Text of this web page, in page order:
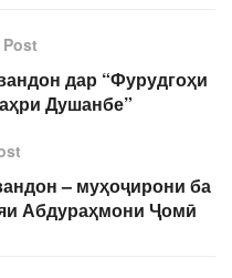
дар “Фурудгоҳи
Душанбе”
– муҳоҷирони ба
Абдураҳмони Ҷомӣ